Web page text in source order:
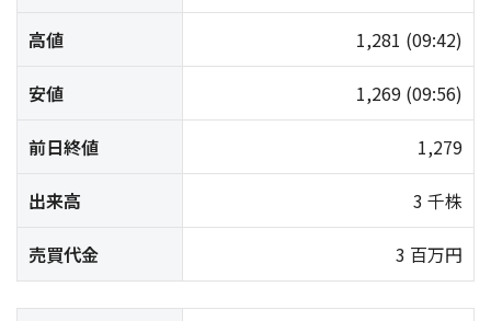
高値 1,281 (09:42)
安値 1,269 (09:56)
前日終値 1,279
出来高 3 千株
売買代金 3 百万円